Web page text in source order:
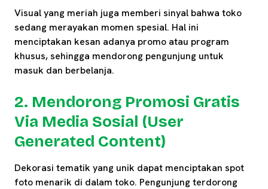
Visual yang meriah juga memberi sinyal bahwa toko
sedang merayakan momen spesial. Hal ini
menciptakan kesan adanya promo atau program
khusus, sehingga mendorong pengunjung untuk
masuk dan berbelanja.
2. Mendorong Promosi Gratis
Via Media Sosial (User
Generated Content)
Dekorasi tematik yang unik dapat menciptakan spot
foto menarik di dalam toko. Pengunjung terdorong